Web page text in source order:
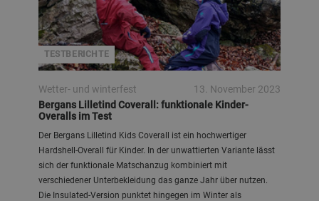
TESTBERICHTE
Wetter- und winterfest
13. November 2023
Bergans Lilletind Coverall: funktionale Kinder-
Overalls im Test
Der Bergans Lilletind Kids Coverall ist ein hochwertiger
Hardshell-Overall für Kinder. In der unwattierten Variante lässt
sich der funktionale Matschanzug kombiniert mit
verschiedener Unterbekleidung das ganze Jahr über nutzen.
Die Insulated-Version punktet hingegen im Winter als